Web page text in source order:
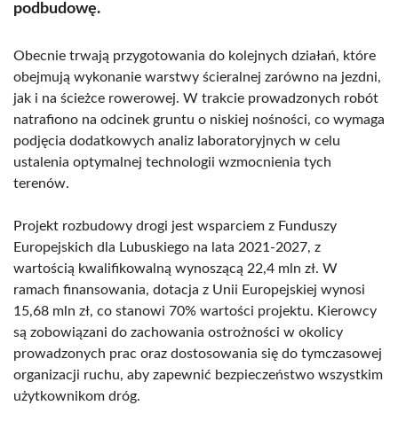
podbudowę.
Obecnie trwają przygotowania do kolejnych działań, które
obejmują wykonanie warstwy ścieralnej zarówno na jezdni,
jak i na ścieżce rowerowej. W trakcie prowadzonych robót
natrafiono na odcinek gruntu o niskiej nośności, co wymaga
podjęcia dodatkowych analiz laboratoryjnych w celu
ustalenia optymalnej technologii wzmocnienia tych
terenów.
Projekt rozbudowy drogi jest wsparciem z Funduszy
Europejskich dla Lubuskiego na lata 2021-2027, z
wartością kwalifikowalną wynoszącą 22,4 mln zł. W
ramach finansowania, dotacja z Unii Europejskiej wynosi
15,68 mln zł, co stanowi 70% wartości projektu. Kierowcy
są zobowiązani do zachowania ostrożności w okolicy
prowadzonych prac oraz dostosowania się do tymczasowej
organizacji ruchu, aby zapewnić bezpieczeństwo wszystkim
użytkownikom dróg.